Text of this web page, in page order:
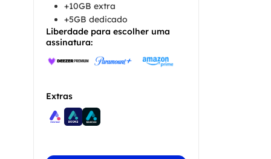
+10GB extra
+5GB dedicado
Liberdade para escolher uma
assinatura:
Extras